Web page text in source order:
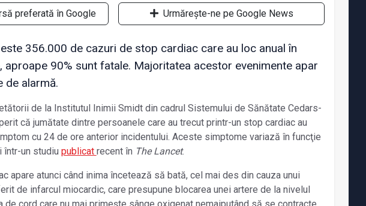
preferată în Google Urmărește-ne pe Google News
356.000 de cazuri de stop cardiac care au loc anual în
aproape 90% sunt fatale. Majoritatea acestor evenimente apar
de alarmă.
de la Institutul Inimii Smidt din cadrul Sistemului de Sănătate Cedars-
că jumătate dintre persoanele care au trecut printr-un stop cardiac au
cu 24 de ore anterior incidentului. Aceste simptome variază în funcţie
într-un studiu publicat recent în The Lancet.
apare atunci când inima încetează să bată, cel mai des din cauza unui
de infarcul miocardic, care presupune blocarea unei artere de la nivelul
de cord care nu mai primește sânge oxigenat nemaiputând să se contracte.